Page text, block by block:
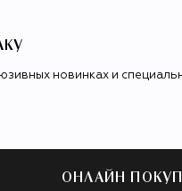
новинках и
ОНЛАЙН